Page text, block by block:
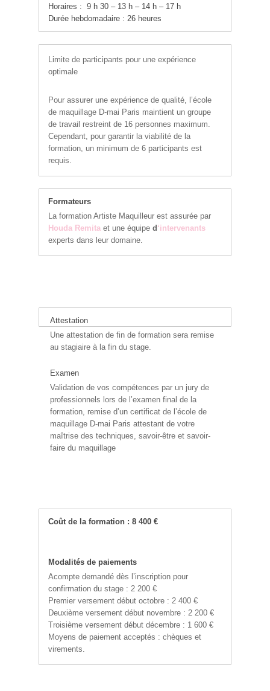
Horaires : 9 h 30 – 13 h – 14 h – 17 h
Durée hebdomadaire : 26 heures
Limite de participants pour une expérience
optimale
Pour assurer une expérience de qualité, l’école
de maquillage D-mai Paris maintient un groupe
de travail restreint de 16 personnes maximum.
Cependant, pour garantir la viabilité de la
formation, un minimum de 6 participants est
requis.
Formateurs
La formation Artiste Maquilleur est assurée par
Houda Remitaet une équiped ‘intervenants
experts dans leur domaine.
Attestation
Une attestation de fin de formation sera remise
au stagiaire à la fin du stage.
Examen
Validation de vos compétences par un jury de
professionnels lors de l’examen final de la
formation, remise d’un certificat de l’école de
maquillage D-mai Paris attestant de votre
maîtrise des techniques, savoir-être et savoir-
faire du maquillage
Coût de la formation : 8 400 €
Modalités de paiements
Acompte demandé dès l’inscription pour
confirmation du stage : 2 200 €
Premier versement début octobre : 2 400 €
Deuxième versement début novembre : 2 200 €
Troisième versement début décembre : 1 600 €
Moyens de paiement acceptés : chèques et
virements.